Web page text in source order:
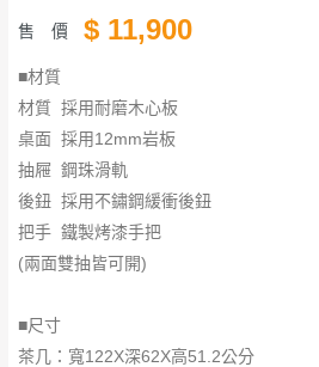
售 價 $ 11,900
■材質
材質 採用耐磨木心板
桌面 採用12mm岩板
抽屜 鋼珠滑軌
後鈕 採用不鏽鋼緩衝後鈕
把手 鐵製烤漆手把
(兩面雙抽皆可開)
■尺寸
茶几：寬122X深62X高51.2公分